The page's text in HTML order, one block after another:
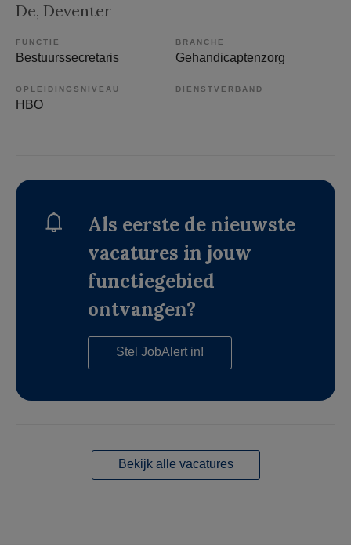
De, Deventer
FUNCTIE
Bestuurssecretaris
BRANCHE
Gehandicaptenzorg
OPLEIDINGSNIVEAU
HBO
DIENSTVERBAND
Als eerste de nieuwste
vacatures in jouw
functiegebied
ontvangen?
Stel JobAlert in!
Bekijk alle vacatures